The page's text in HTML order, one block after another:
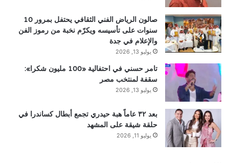
صالون الرياض الفني الثقافي يحتفل بمرور 10
سنوات على تأسيسه ويكرّم نخبة من رموز الفن
والإعلام في جدة
يوليو 13, 2026
تامر حسني في احتفالية «100 مليون شكرا»:
سقفة لمنتخب مصر
يوليو 13, 2026
بعد ٣٢ عاماً هبة حيدري تجمع أبطال كساندرا في
حلقة شيقة على المشهد
يوليو 11, 2026